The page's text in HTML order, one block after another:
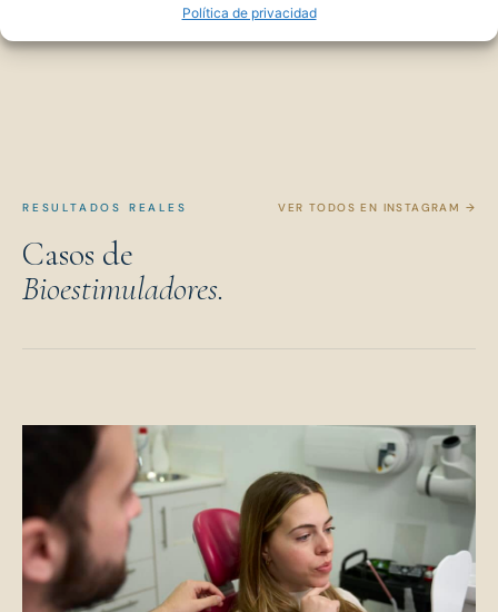
Política de privacidad
opciones más adecuadas para ese objetivo.
RESULTADOS REALES
Casos de
Bioestimuladores.
VER TODOS EN INSTAGRAM →